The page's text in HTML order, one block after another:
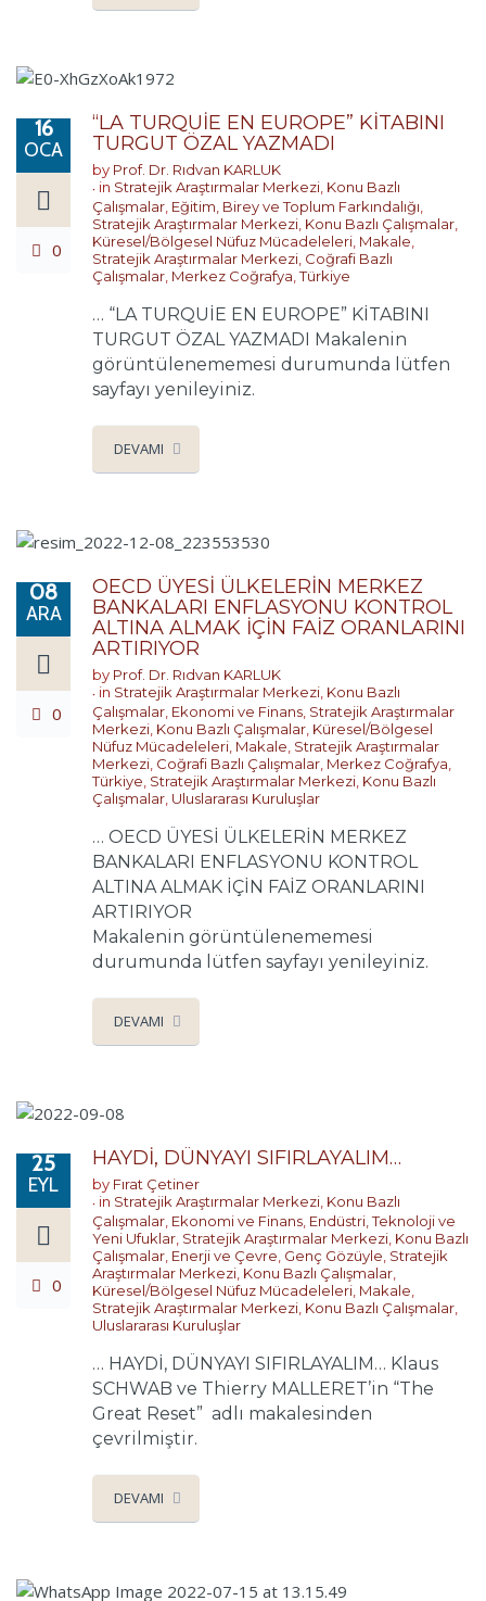
16
OCA
0
“LA TURQUİE EN EUROPE” KİTABINI
TURGUT ÖZAL YAZMADI
by Prof. Dr. Rıdvan KARLUK
in Stratejik Araştırmalar Merkezi, Konu Bazlı
Çalışmalar, Eğitim, Birey ve Toplum Farkındalığı,
Stratejik Araştırmalar Merkezi, Konu Bazlı Çalışmalar,
Küresel/Bölgesel Nüfuz Mücadeleleri, Makale,
Stratejik Araştırmalar Merkezi, Coğrafi Bazlı
Çalışmalar, Merkez Coğrafya,Türkiye
… “LA TURQUİE EN EUROPE” KİTABINI
TURGUT ÖZAL YAZMADI Makalenin
görüntülenememesi durumunda lütfen
sayfayı yenileyiniz.
DEVAMI
08
ARA
0
OECD ÜYESİ ÜLKELERİN MERKEZ
BANKALARI ENFLASYONU KONTROL
ALTINA ALMAK İÇİN FAİZ ORANLARINI
ARTIRIYOR
by Prof. Dr. Rıdvan KARLUK
in Stratejik Araştırmalar Merkezi Konu Bazlı
Çalışmalar Ekonomi ve Finans Stratejik Araştırmalar
Merkezi Konu Bazlı Çalışmalar Küresel/Bölgesel
Nüfuz Mücadeleleri Makale Stratejik Araştırmalar
Merkezi Coğrafi Bazlı Çalışmalar Merkez Coğrafya
Türkiye Stratejik Araştırmalar Merkezi Konu Bazlı
Çalışmalar Uluslararası Kuruluşlar
… OECD ÜYESİ ÜLKELERİN MERKEZ
BANKALARI ENFLASYONU KONTROL
ALTINA ALMAK İÇİN FAİZ ORANLARINI
ARTIRIYOR
Makalenin görüntülenememesi
durumunda lütfen sayfayı yenileyiniz.
DEVAMI
25
EYL
0
HAYDİ, DÜNYAYI SIFIRLAYALIM…
by Fırat Çetiner
in Stratejik Araştırmalar Merkezi, Konu Bazlı
Çalışmalar, Ekonomi ve Finans, Endüstri, Teknoloji ve
Yeni Ufuklar, Stratejik Araştırmalar Merkezi, Konu Bazlı
Çalışmalar, Enerji ve Çevre, Genç Gözüyle, Stratejik
Araştırmalar Merkezi, Konu Bazlı Çalışmalar,
Küresel/Bölgesel Nüfuz Mücadeleleri, Makale,
Stratejik Araştırmalar Merkezi, Konu Bazlı Çalışmalar,
Uluslararası Kuruluşlar
… HAYDİ, DÜNYAYI SIFIRLAYALIM… Klaus
SCHWAB ve Thierry MALLERET’in “The
Great Reset” adlı makalesinden
çevrilmiştir.
DEVAMI